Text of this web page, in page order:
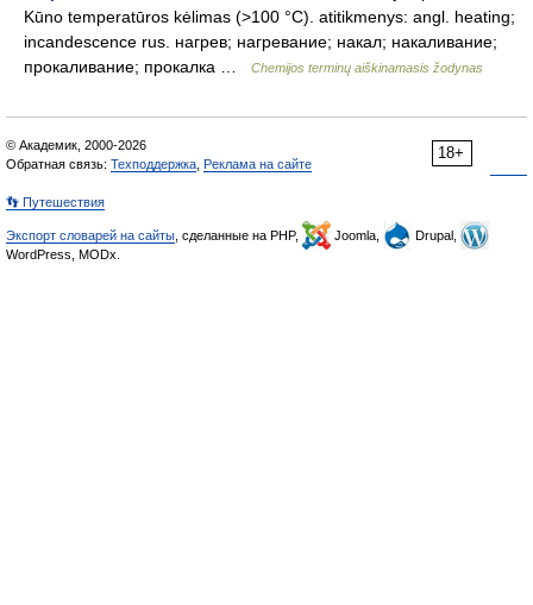
Kūno temperatūros kėlimas (>100 °C). atitikmenys: angl. heating;
incandescence rus. нагрев; нагревание; накал; накаливание;
прокаливание; прокалка …
Chemijos terminų aiškinamasis žodynas
18+
© Академик, 2000-2026
Обратная связь: Техподдержка Реклама на сайте
👣 Путешествия
Экспорт словарей на сайты , сделанные на PHP, Joomla,
Drupal,
WordPress, MODx.